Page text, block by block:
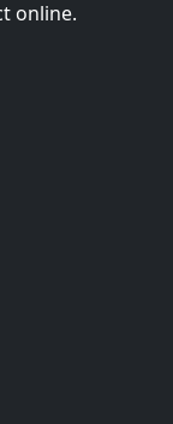
online.